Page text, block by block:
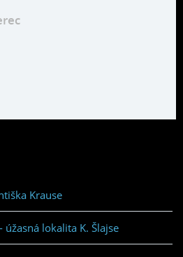
Krause
lokalita K. Šlajse